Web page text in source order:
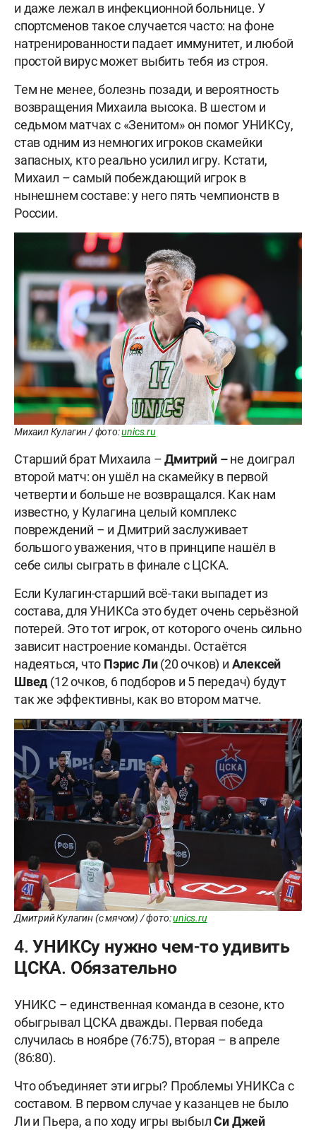
и даже лежал в инфекционной больнице. У
спортсменов такое случается часто: на фоне
натренированности падает иммунитет, и любой
простой вирус может выбить тебя из строя.
Тем не менее, болезнь позади, и вероятность
возвращения Михаила высока. В шестом и
седьмом матчах с «Зенитом» он помог УНИКСу,
став одним из немногих игроков скамейки
запасных, кто реально усилил игру. Кстати,
Михаил – самый побеждающий игрок в
нынешнем составе: у него пять чемпионств в
России.
Михаил Кулагин / фото:unics.ru
Старший брат Михаила –Дмитрий –не доиграл
второй матч: он ушёл на скамейку в первой
четверти и больше не возвращался. Как нам
известно, у Кулагина целый комплекс
повреждений – и Дмитрий заслуживает
большого уважения, что в принципе нашёл в
себе силы сыграть в финале с ЦСКА.
Если Кулагин-старший всё-таки выпадет из
состава, для УНИКСа это будет очень серьёзной
потерей. Это тот игрок, от которого очень сильно
зависит настроение команды. Остаётся
надеяться, что Пэрис Ли(20 очков) и Алексей
Швед (12 очков, 6 подборов и 5 передач) будут
так же эффективны, как во втором матче.
Дмитрий Кулагин (с мячом) / фото:unics.ru
4. УНИКСу нужно чем-то удивить
ЦСКА. Обязательно
УНИКС – единственная команда в сезоне, кто
обыгрывал ЦСКА дважды. Первая победа
случилась в ноябре (76:75), вторая – в апреле
(86:80).
Что объединяет эти игры? Проблемы УНИКСа с
составом. В первом случае у казанцев не было
Ли и Пьера, а по ходу игры выбылСи Джей